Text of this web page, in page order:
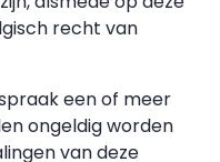
recht van
een of meer
ongeldig worden
van deze